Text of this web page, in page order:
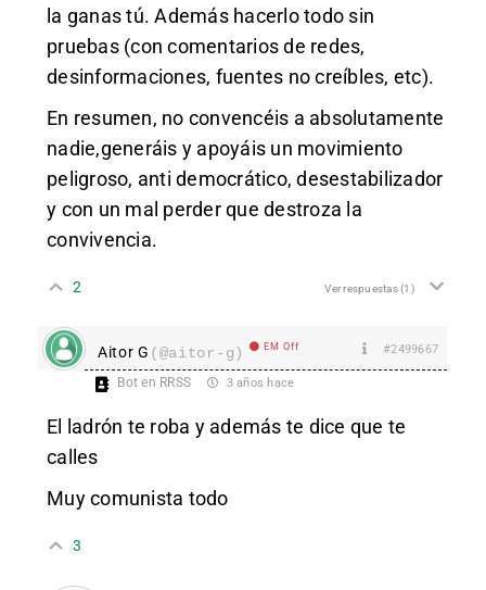
la ganas tú. Además hacerlo todo sin
pruebas (con comentarios de redes,
desinformaciones, fuentes no creíbles, etc).
En resumen, no convencéis a absolutamente
nadie,generáis y apoyáis un movimiento
peligroso, anti democrático, desestabilizador
y con un mal perder que destroza la
convivencia.
2 Ver respuestas(1)
Aitor G (@aitor-g) EM Off #2499667
Bot en RRSS 3 años hace
El ladrón te roba y además te dice que te
calles
Muy comunista todo
3